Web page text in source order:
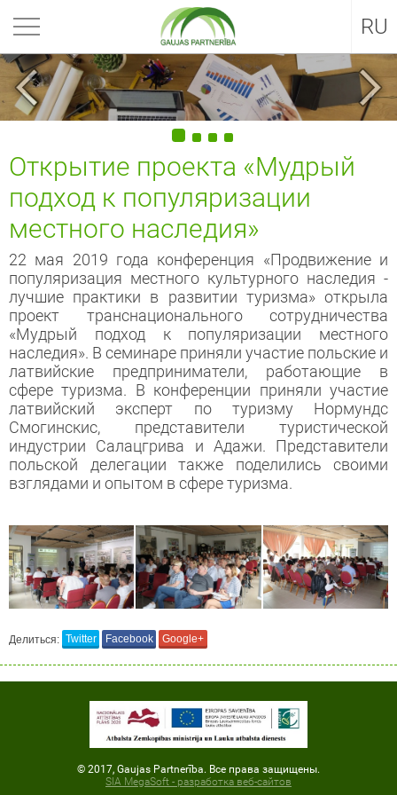
RU
EN
Открытие проекта «Мудрый
подход к популяризации
местного наследия»
22 мая 2019 года конференция «Продвижение и
популяризация местного культурного наследия -
лучшие практики в развитии туризма» открыла
проект транснационального сотрудничества
«Мудрый подход к популяризации местного
наследия». В семинаре приняли участие польские и
латвийские предприниматели, работающие в
сфере туризма. В конференции приняли участие
латвийский эксперт по туризму Нормундс
Смогинскис, представители туристической
индустрии Салацгрива и Адажи. Представители
польской делегации также поделились своими
взглядами и опытом в сфере туризма.
Делиться: Twitter Facebook Google+
© 2017, Gaujas Partnerība. Все права защищены.
SIA MegaSoft - разработка веб-сайтов